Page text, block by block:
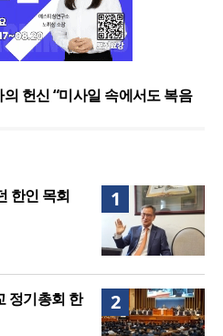
양식 63] 말씀은 같은데 왜 열
헌신 “미사일 속에서도 복음
양식 63] 말씀은 같은데 왜 열
류됐던 한인 목회자 석방돼
1
한인 목회
2
정기총회 한